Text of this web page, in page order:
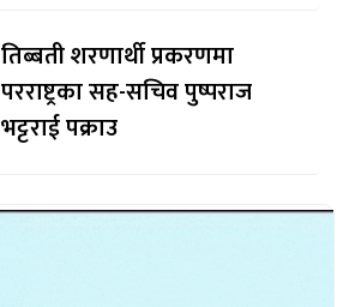
तिब्बती शरणार्थी प्रकरणमा
परराष्ट्रका सह-सचिव पुष्पराज
भट्टराई पक्राउ